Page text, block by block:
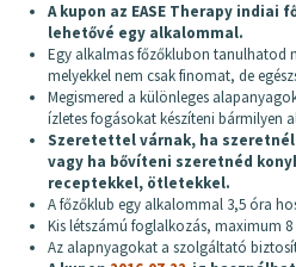
A kupon az EASE Therapy
lehetővé egy alkalommal.
Egy alkalmas főzőklubon tanulhatod
melyekkel nem csak finomat, de
Megismered a különleges
ízletes fogásokat készíteni bármilyen
Szeretettel várnak, ha
vagy ha bővíteni szeretnéd
receptekkel, ötletekkel.
A főzőklub egy alkalommal 3,5 óra
Kis létszámú foglalkozás, maximum 8
Az alapnyagokat a szolgáltató